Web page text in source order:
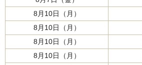
8月10日（月）
8月10日（月）
8月10日（月）
8月10日（月）